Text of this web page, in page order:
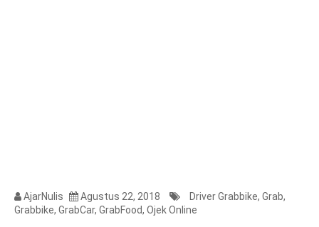
AjarNulis Agustus 22, 2018 Driver Grabbike, Grab,
Grabbike, GrabCar, GrabFood, Ojek Online